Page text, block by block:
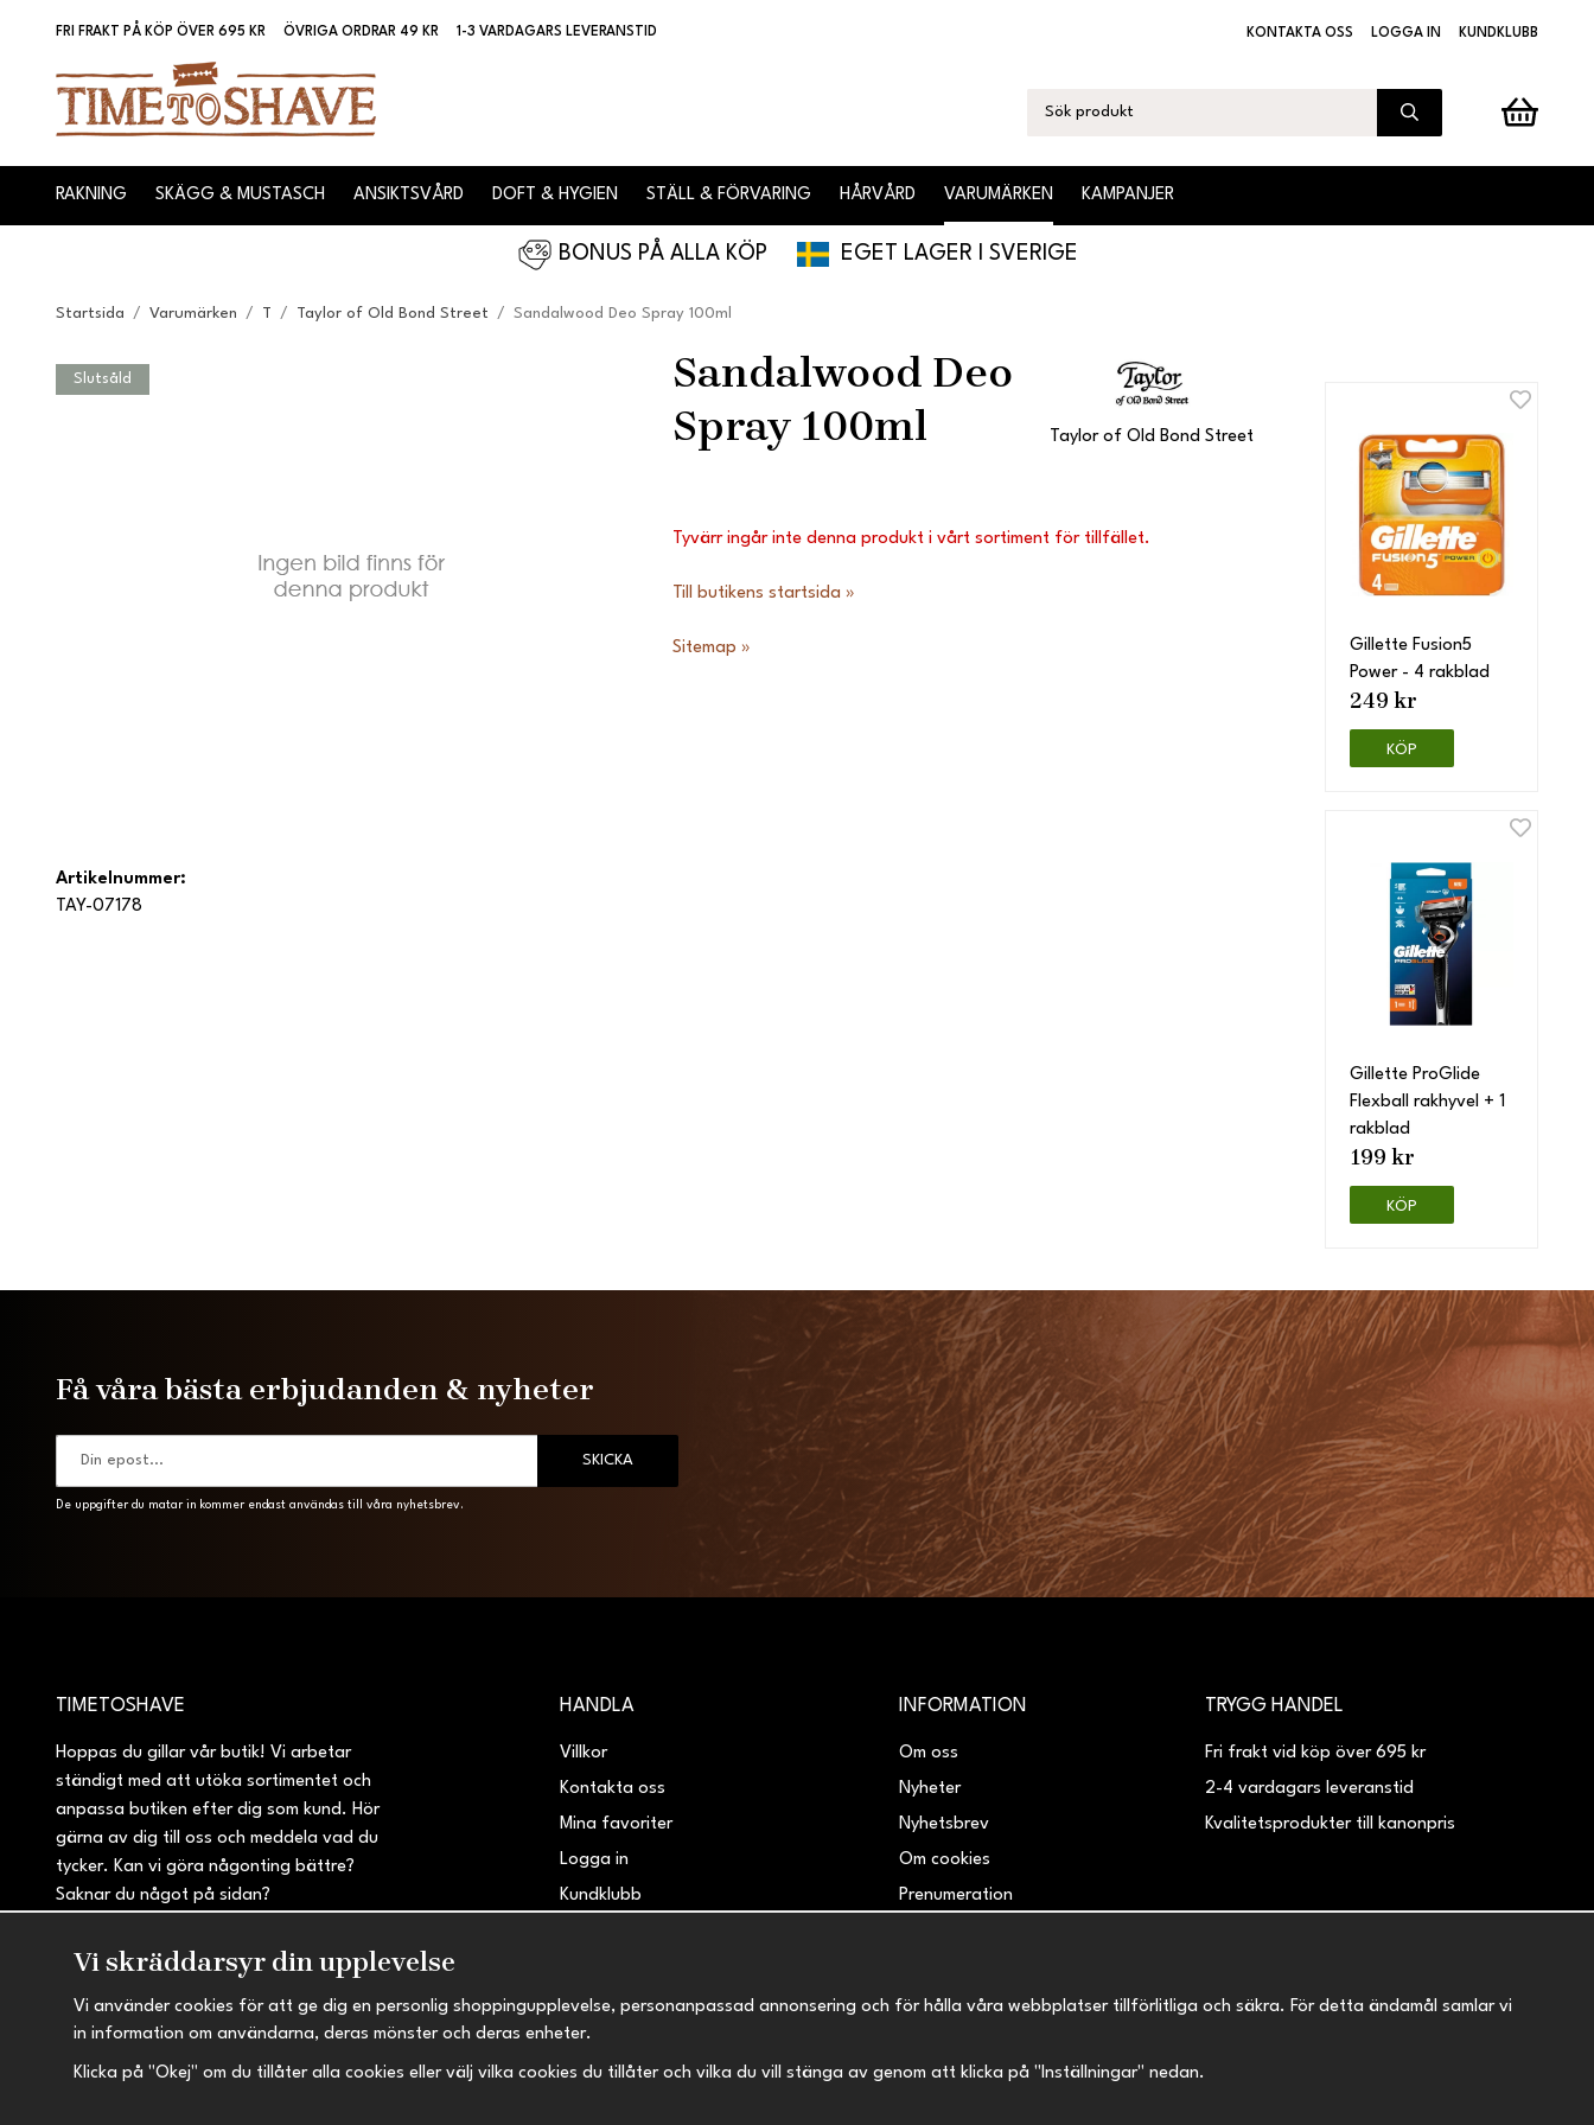
FRI FRAKT PÅ KÖP ÖVER 695 KR ÖVRIGA ORDRAR 49 KR 1-3 VARDAGARS LEVERANSTID KONTAKTA OSS LOGGA IN KUNDKLUBB
RAKNING SKÄGG & MUSTASCH ANSIKTSVÅRD DOFT & HYGIEN STÄLL & FÖRVARING HÅRVÅRD VARUMÄRKEN KAMPANJER
BONUS PÅ ALLA KÖP EGET LAGER I SVERIGE
Startsida / Varumärken / T / Taylor of Old Bond Street / Sandalwood Deo Spray 100ml
Slutsåld
Sandalwood Deo
Spray 100ml
Taylor of Old Bond Street
Tyvärr ingår inte denna produkt i vårt sortiment för tillfället.
Till butikens startsida »
Sitemap »
Gillette Fusion5
Power - 4 rakblad
249 kr
KÖP
Gillette ProGlide
Flexball rakhyvel + 1
rakblad
199 kr
KÖP
Artikelnummer:
TAY-07178
Få våra bästa erbjudanden & nyheter
SKICKA
De uppgifter du matar in kommer endast användas till våra nyhetsbrev.
TIMETOSHAVE
Hoppas du gillar vår butik! Vi arbetar
ständigt med att utöka sortimentet och
anpassa butiken efter dig som kund. Hör
gärna av dig till oss och meddela vad du
tycker. Kan vi göra någonting bättre?
Saknar du något på sidan?
HANDLA
Villkor
Kontakta oss
Mina favoriter
Logga in
Kundklubb
INFORMATION
Om oss
Nyheter
Nyhetsbrev
Om cookies
Prenumeration
TRYGG HANDEL
Fri frakt vid köp över 695 kr
2-4 vardagars leveranstid
Kvalitetsprodukter till kanonpris
Vi skräddarsyr din upplevelse
Vi använder cookies för att ge dig en personlig shoppingupplevelse, personanpassad annonsering och för hålla våra webbplatser tillförlitliga och säkra. För detta ändamål samlar vi
in information om användarna, deras mönster och deras enheter.
Klicka på "Okej" om du tillåter alla cookies eller välj vilka cookies du tillåter och vilka du vill stänga av genom att klicka på "Inställningar" nedan.